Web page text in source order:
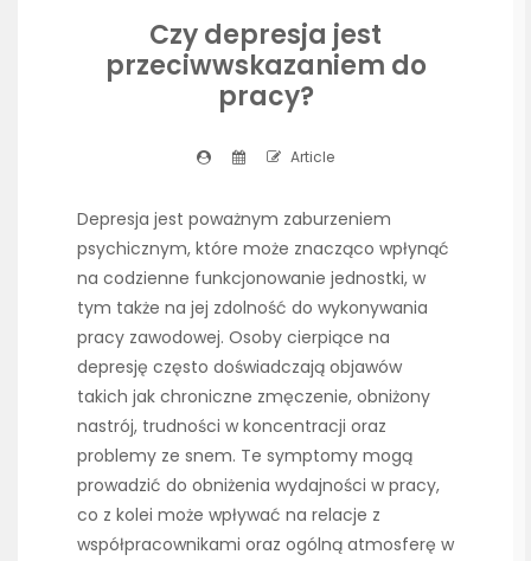
Czy depresja jest
przeciwwskazaniem do
pracy?
Article
Depresja jest poważnym zaburzeniem
psychicznym, które może znacząco wpłynąć
na codzienne funkcjonowanie jednostki, w
tym także na jej zdolność do wykonywania
pracy zawodowej. Osoby cierpiące na
depresję często doświadczają objawów
takich jak chroniczne zmęczenie, obniżony
nastrój, trudności w koncentracji oraz
problemy ze snem. Te symptomy mogą
prowadzić do obniżenia wydajności w pracy,
co z kolei może wpływać na relacje z
współpracownikami oraz ogólną atmosferę w